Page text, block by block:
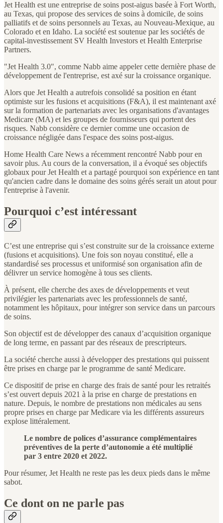
Jet Health est une entreprise de soins post-aigus basée à Fort Worth,
au Texas, qui propose des services de soins à domicile, de soins
palliatifs et de soins personnels au Texas, au Nouveau-Mexique, au
Colorado et en Idaho. La société est soutenue par les sociétés de
capital-investissement SV Health Investors et Health Enterprise
Partners.
"Jet Health 3.0", comme Nabb aime appeler cette dernière phase de
développement de l'entreprise, est axé sur la croissance organique.
Alors que Jet Health a autrefois consolidé sa position en étant
optimiste sur les fusions et acquisitions (F&A), il est maintenant axé
sur la formation de partenariats avec les organisations d'avantages
Medicare (MA) et les groupes de fournisseurs qui portent des
risques. Nabb considère ce dernier comme une occasion de
croissance négligée dans l'espace des soins post-aigus.
Home Health Care News a récemment rencontré Nabb pour en
savoir plus. Au cours de la conversation, il a évoqué ses objectifs
globaux pour Jet Health et a partagé pourquoi son expérience en tant
qu'ancien cadre dans le domaine des soins gérés serait un atout pour
l'entreprise à l'avenir.
Pourquoi c’est intéressant
C’est une entreprise qui s’est construite sur de la croissance externe
(fusions et acquisitions). Une fois son noyau constitué, elle a
standardisé ses processus et uniformisé son organisation afin de
délivrer un service homogène à tous ses clients.
À présent, elle cherche des axes de développements et veut
privilégier les partenariats avec les professionnels de santé,
notamment les hôpitaux, pour intégrer son service dans un parcours
de soins.
Son objectif est de développer des canaux d’acquisition organique
de long terme, en passant par des réseaux de prescripteurs.
La société cherche aussi à développer des prestations qui puissent
être prises en charge par le programme de santé Medicare.
Ce dispositif de prise en charge des frais de santé pour les retraités
s’est ouvert depuis 2021 à la prise en charge de prestations en
nature. Depuis, le nombre de prestations non médicales au sens
propre prises en charge par Medicare via les différents assureurs
explose littéralement.
Le nombre de polices d’assurance complémentaires
préventives de la perte d’autonomie a été multiplié
par 3 entre 2020 et 2022.
Pour résumer, Jet Health ne reste pas les deux pieds dans le même
sabot.
Ce dont on ne parle pas